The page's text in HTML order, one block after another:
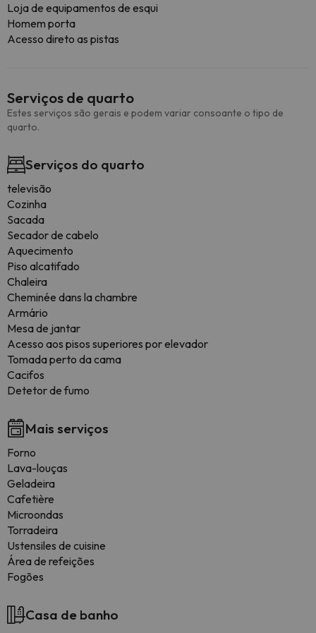
Loja de equipamentos de esqui
Homem porta
Acesso direto as pistas
Serviços de quarto
Estes serviços são gerais e podem variar consoante o tipo de
quarto.
Serviços do quarto
televisão
Cozinha
Sacada
Secador de cabelo
Aquecimento
Piso alcatifado
Chaleira
Cheminée dans la chambre
Armário
Mesa de jantar
Acesso aos pisos superiores por elevador
Tomada perto da cama
Cacifos
Detetor de fumo
Mais serviços
Forno
Lava-louças
Geladeira
Cafetière
Microondas
Torradeira
Ustensiles de cuisine
Área de refeições
Fogões
Casa de banho